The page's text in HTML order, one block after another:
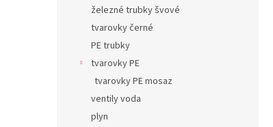
železné trubky švové
tvarovky černé
PE trubky
tvarovky PE
tvarovky PE mosaz
ventily voda
plyn